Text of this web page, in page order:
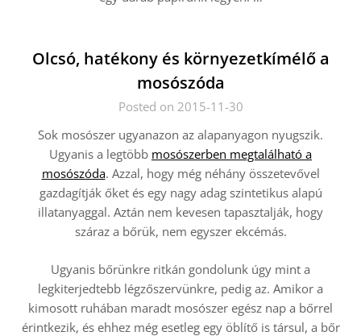
Olcsó, hatékony és környezetkímélő a
mosószóda
Posted on 2015-11-30
Sok mosószer ugyanazon az alapanyagon nyugszik.
Ugyanis a legtöbb mosószerben megtalálható a
mosószóda. Azzal, hogy még néhány összetevővel
gazdagítják őket és egy nagy adag szintetikus alapú
illatanyaggal. Aztán nem kevesen tapasztalják, hogy
száraz a bőrük, nem egyszer ekcémás.
Ugyanis bőrünkre ritkán gondolunk úgy mint a
legkiterjedtebb légzőszervünkre, pedig az. Amikor a
kimosott ruhában maradt mosószer egész nap a bőrrel
érintkezik, és ehhez még esetleg egy öblítő is társul, a bőr